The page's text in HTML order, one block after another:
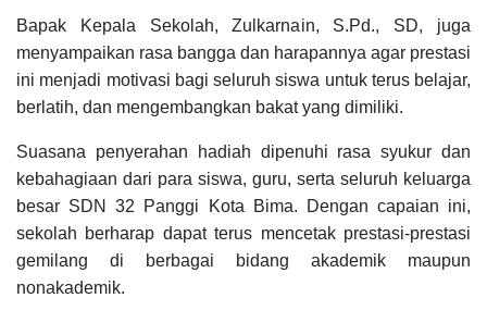
Bapak Kepala Sekolah, Zulkarnain, S.Pd., SD, juga
menyampaikan rasa bangga dan harapannya agar prestasi
ini menjadi motivasi bagi seluruh siswa untuk terus belajar,
berlatih, dan mengembangkan bakat yang dimiliki.
Suasana penyerahan hadiah dipenuhi rasa syukur dan
kebahagiaan dari para siswa, guru, serta seluruh keluarga
besar SDN 32 Panggi Kota Bima. Dengan capaian ini,
sekolah berharap dapat terus mencetak prestasi-prestasi
gemilang di berbagai bidang akademik maupun
nonakademik.